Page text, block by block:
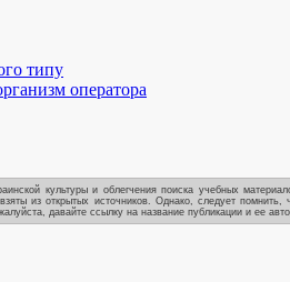
типу
оператора
культуры и облегчения поиска учебных
из открытых источников. Однако, следует
давайте ссылку на название публикации и ее